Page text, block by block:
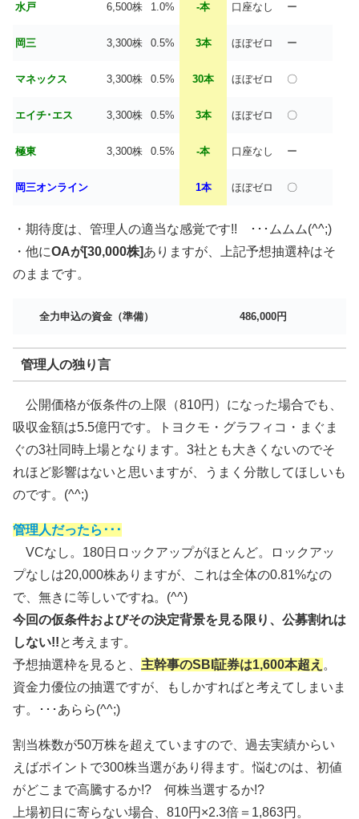
水戸 6,500株 1.0% -本 口座なし ー
岡三 3,300株 0.5% 3本 ほぼゼロ ー
マネックス 3,300株 0.5% 30本 ほぼゼロ 〇
エイチ･エス 3,300株 0.5% 3本 ほぼゼロ 〇
極東 3,300株 0.5% -本 口座なし ー
岡三オンライン 1本 ほぼゼロ 〇
・期待度は、管理人の適当な感覚です!! ･･･ムムム(^^;)
・他にOAが[30,000株]ありますが、上記予想抽選枠はそ
のままです。
全力申込の資金（準備） 486,000円
管理人の独り言
公開価格が仮条件の上限（810円）になった場合でも、
吸収金額は5.5億円です。トヨクモ・グラフィコ・まぐま
ぐの3社同時上場となります。3社とも大きくないのでそ
れほど影響はないと思いますが、うまく分散してほしいも
のです。(^^;)
管理人だったら･･･
VCなし。180日ロックアップがほとんど。ロックアッ
プなしは20,000株ありますが、これは全体の0.81%なの
で、無きに等しいですね。(^^)
今回の仮条件およびその決定背景を見る限り、公募割れは
しない!!と考えます。
予想抽選枠を見ると、 主幹事のSBI証券は1,600本超え 。
資金力優位の抽選ですが、もしかすればと考えてしまいま
す。･･･あらら(^^;)
割当株数が50万株を超えていますので、過去実績からい
えばポイントで300株当選があり得ます。悩むのは、初値
がどこまで高騰するか!? 何株当選するか!?
上場初日に寄らない場合、810円×2.3倍＝1,863円。